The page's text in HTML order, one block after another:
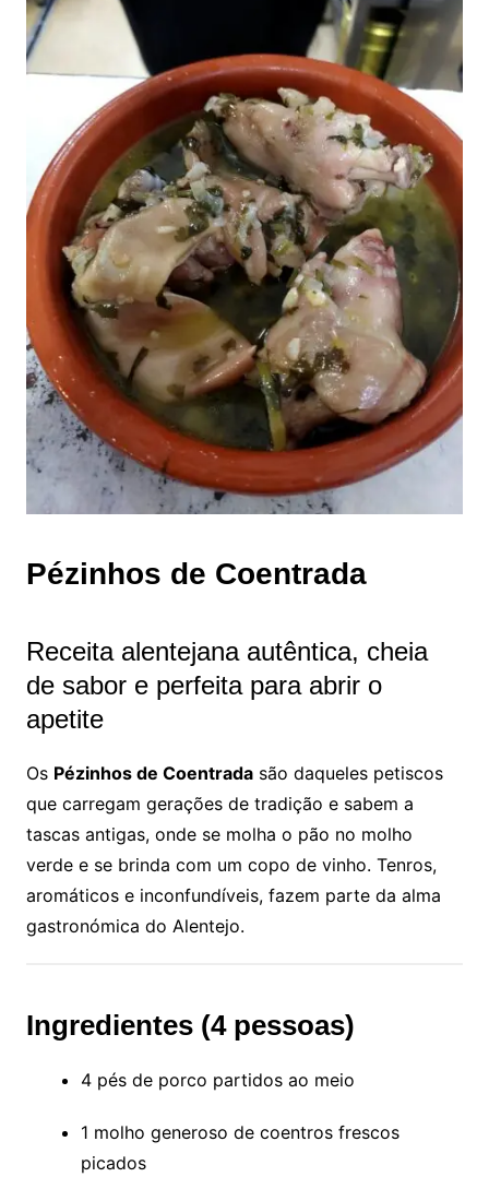
Pézinhos de Coentrada
Receita alentejana autêntica, cheia
de sabor e perfeita para abrir o
apetite
Os Pézinhos de Coentradasão daqueles petiscos
que carregam gerações de tradição e sabem a
tascas antigas, onde se molha o pão no molho
verde e se brinda com um copo de vinho. Tenros,
aromáticos e inconfundíveis, fazem parte da alma
gastronómica do Alentejo.
Ingredientes (4 pessoas)
4 pés de porco partidos ao meio
1 molho generoso de coentros frescos
picados